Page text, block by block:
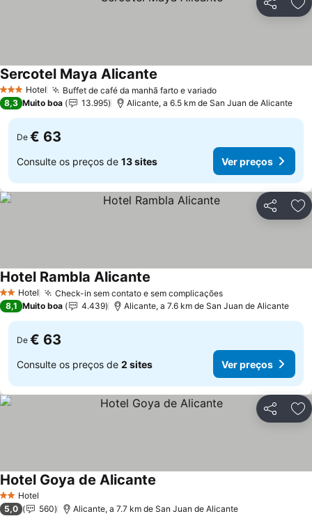
Partilhar
3 EstrelasHotel Buffet de café da manhã farto e variado
Sercotel Maya Alicante
8,3 Muito boa 13.995 Alicante, a 6.5 km de San Juan de Alicante
De € 63
Consulte os preços de 13 sites Ver preços
Partilhar
2 Estrelas
Hotel Check-in sem contato e sem complicações
Hotel Rambla Alicante
8,1 Muito boa 4.439 Alicante, a 7.6 km de San Juan de Alicante
De € 63
Consulte os preços de 2 sites Ver preços
Partilhar
2 Estrelas
Hotel
Hotel Goya de Alicante
5,0 560 Alicante, a 7.7 km de San Juan de Alicante